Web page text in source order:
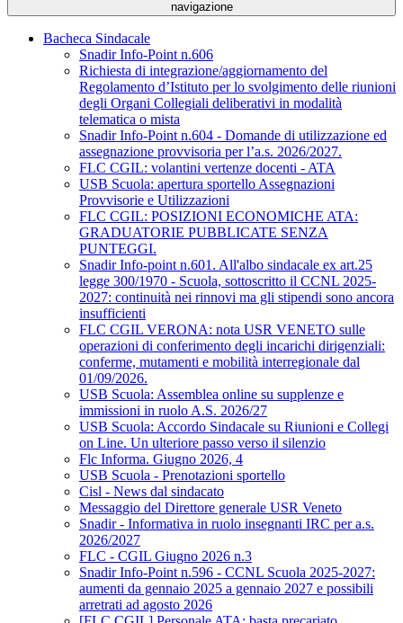
navigazione
Bacheca Sindacale
Snadir Info-Point n.606
Richiesta di integrazione/aggiornamento del
Regolamento d’Istituto per lo svolgimento delle riunioni
degli Organi Collegiali deliberativi in modalità
telematica o mista
Snadir Info-Point n.604 - Domande di utilizzazione ed
assegnazione provvisoria per l’a.s. 2026/2027.
FLC CGIL: volantini vertenze docenti - ATA
USB Scuola: apertura sportello Assegnazioni
Provvisorie e Utilizzazioni
FLC CGIL: POSIZIONI ECONOMICHE ATA:
GRADUATORIE PUBBLICATE SENZA
PUNTEGGI.
Snadir Info-point n.601. All'albo sindacale ex art.25
legge 300/1970 - Scuola, sottoscritto il CCNL 2025-
2027: continuità nei rinnovi ma gli stipendi sono ancora
insufficienti
FLC CGIL VERONA: nota USR VENETO sulle
operazioni di conferimento degli incarichi dirigenziali:
conferme, mutamenti e mobilità interregionale dal
01/09/2026.
USB Scuola: Assemblea online su supplenze e
immissioni in ruolo A.S. 2026/27
USB Scuola: Accordo Sindacale su Riunioni e Collegi
on Line. Un ulteriore passo verso il silenzio
Flc Informa. Giugno 2026, 4
USB Scuola - Prenotazioni sportello
Cisl - News dal sindacato
Messaggio del Direttore generale USR Veneto
Snadir - Informativa in ruolo insegnanti IRC per a.s.
2026/2027
FLC - CGIL Giugno 2026 n.3
Snadir Info-Point n.596 - CCNL Scuola 2025-2027:
aumenti da gennaio 2025 a gennaio 2027 e possibili
arretrati ad agosto 2026